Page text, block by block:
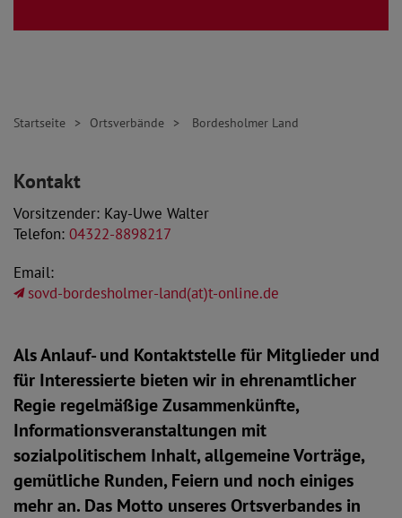
Startseite Ortsverbände Bordesholmer Land
Als Anlauf- und Kontaktstelle für Mitglieder und
für Interessierte bieten wir in ehrenamtlicher
Regie regelmäßige Zusammenkünfte,
Informationsveranstaltungen mit
sozialpolitischem Inhalt, allgemeine Vorträge,
gemütliche Runden, Feiern und noch einiges
mehr an. Das Motto unseres Ortsverbandes in
Kontakt
Vorsitzender: Kay-Uwe Walter
Telefon: 04322-8898217
Email:
sovd-bordesholmer-land(at)t-online.de